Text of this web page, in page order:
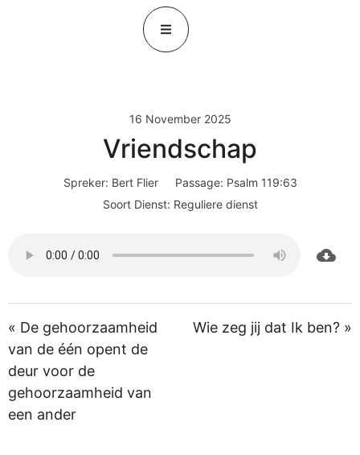
16 November 2025
Vriendschap
Spreker: Bert Flier Passage: Psalm 119:63
Soort Dienst: Reguliere dienst
« De gehoorzaamheid
van de één opent de
deur voor de
gehoorzaamheid van
een ander
Wie zeg jij dat Ik ben? »